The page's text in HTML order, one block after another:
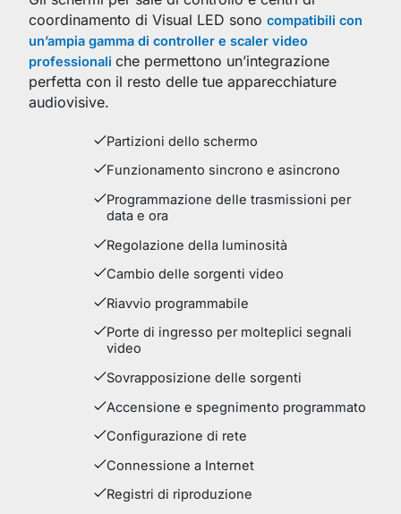
coordinamento di Visual LED sono compatibili con
un’ampia gamma di controller e scaler video
professionali che permettono un’integrazione
perfetta con il resto delle tue apparecchiature
audiovisive.
Partizioni dello schermo
Funzionamento sincrono e asincrono
Programmazione delle trasmissioni per
data e ora
Regolazione della luminosità
Cambio delle sorgenti video
Riavvio programmabile
Porte di ingresso per molteplici segnali
video
Sovrapposizione delle sorgenti
Accensione e spegnimento programmato
Configurazione di rete
Connessione a Internet
Registri di riproduzione